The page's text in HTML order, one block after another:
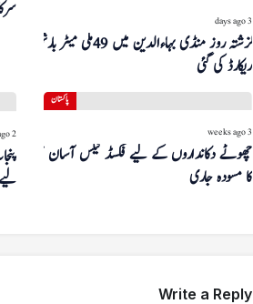
3 days ago
گزشتہ روز منڈی بہاءالدین میں 49 ملی میٹر بارش
ریکارڈ کی گئی
2 weeks ago
پاکستان
3 weeks ago
چھوٹے دکانداروں کے لیے فکسڈ ٹیکس آسان سکیم
کا مسودہ جاری
Write a Reply